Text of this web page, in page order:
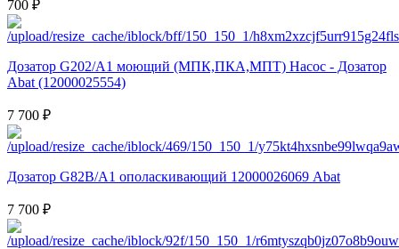
700 ₽
Дозатор G202/A1 моющий (МПК,ПКА,МПТ) Насос - Дозатор
Abat (12000025554)
7 700 ₽
Дозатор G82B/A1 ополаскивающий 12000026069 Abat
7 700 ₽